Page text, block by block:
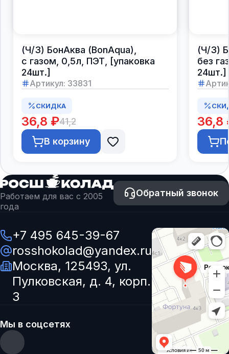
(Ч/З) БонАква (BonAqua),
с газом, 0,5л, ПЭТ, [упаковка
24шт.]
Артикул: 33831
СКИДКА
36,8 ₽41,2
В корзину
(Ч/З)
без
24шт.]
36,8
Работаем для вас с 2005
года
Обратный звонок
+7 495 645-39-67
rosshokolad@yandex.ru
Москва, 125493, ул.
Пулковская, д. 4, корп.
3
Мы в соцсетях